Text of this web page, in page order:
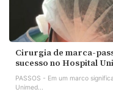
Cirurgia de marca-
sucesso no Hospital
PASSOS - Em um marco
Unimed...